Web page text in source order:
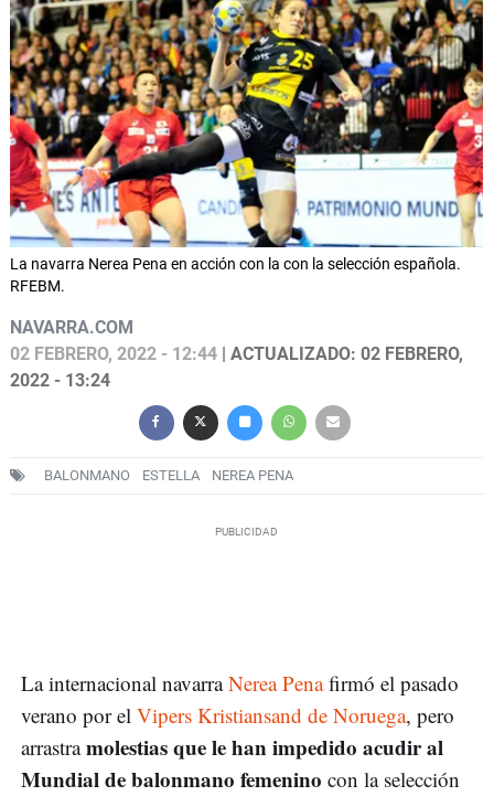
La navarra Nerea Pena en acción con la con la selección española.
RFEBM.
NAVARRA.COM
02 FEBRERO, 2022 - 12:44 | ACTUALIZADO: 02 FEBRERO,
2022 - 13:24
BALONMANO ESTELLA NEREA PENA
La internacional navarraNerea Penafirmó el pasado
verano por el Vipers Kristiansand de Noruega, pero
arrastramolestias que le han impedido acudir al
Mundial de balonmano femenino con la selección